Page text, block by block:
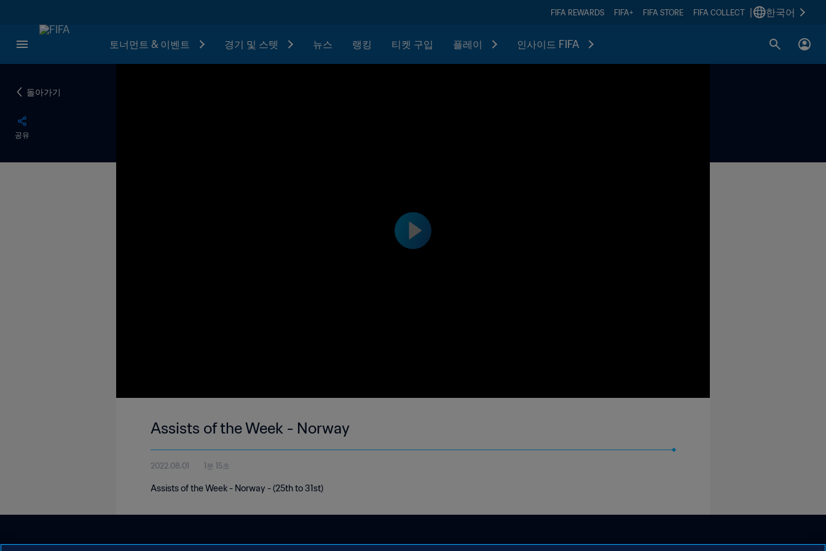
FIFA REWARDS FIFA+ FIFA STORE FIFA COLLECT 한국어
토너먼트 & 이벤트 경기 및 스텟 뉴스 랭킹 티켓 구입 플레이 인사이드 FIFA
돌아가기
공유
Assists of the Week - Norway
2022.08.01 1분 15초
Assists of the Week - Norway - (25th to 31st)